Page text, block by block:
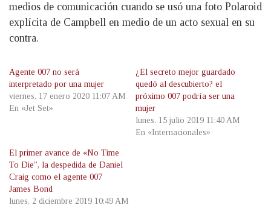
medios de comunicación cuando se usó una foto Polaroid
explícita de Campbell en medio de un acto sexual en su
contra.
Agente 007 no será
interpretado por una mujer
viernes, 17 enero 2020 11:07 AM
En «Jet Set»
¿El secreto mejor guardado
quedó al descubierto? el
próximo 007 podría ser una
mujer
lunes, 15 julio 2019 11:40 AM
En «Internacionales»
El primer avance de «No Time
To Die”, la despedida de Daniel
Craig como el agente 007
James Bond
lunes, 2 diciembre 2019 10:49 AM